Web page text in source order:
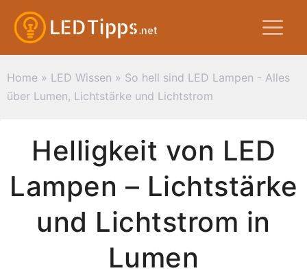
Zum
Inhalt
springen
Home » LED Wissen » So hell sind LED Lampen - Alles
über Lumen, Lichtstärke und Lichtstrom
Helligkeit von LED
Lampen – Lichtstärke
und Lichtstrom in
Lumen